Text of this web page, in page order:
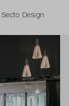
Design